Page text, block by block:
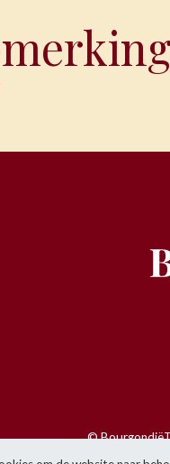
©
niet toegestaan om iets over